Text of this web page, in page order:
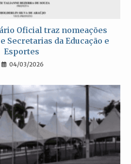
Oficial traz nomeações
Secretarias da Educação e
Esportes
04/03/2026